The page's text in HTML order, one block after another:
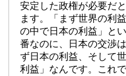
安定した政権が必要だ
ます。「まず世界の利
の中で日本の利益」と
番なのに、日本の交渉
ず日本の利益、そして
利益」なんです。これ